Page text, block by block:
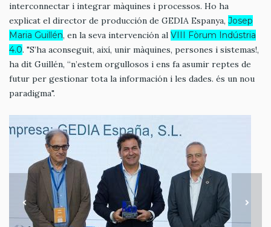
interconnectar i integrar màquines i processos. Ho ha
explicat el director de producción de GEDIA Espanya, Josep
Maria Guillén, en la seva intervención al VIII Fòrum Indústria
4.0. "S’ha aconseguit, així, unir màquines, persones i sistemas!,
ha dit Guillén, “n’estem orgullosos i ens fa asumir reptes de
futur per gestionar tota la información i les dades. és un nou
paradigma".